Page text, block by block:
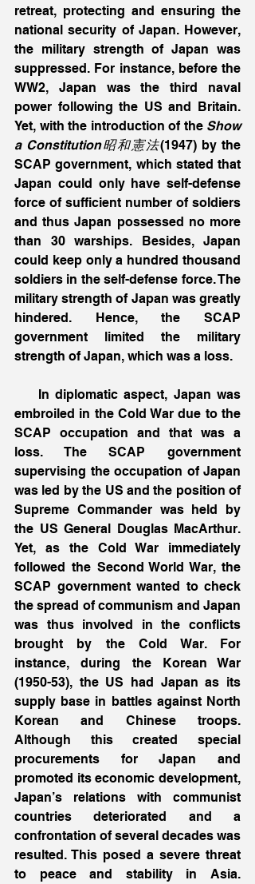
retreat, protecting and ensuring the
national security of Japan. However,
the military strength of Japan was
suppressed. For instance, before the
WW2, Japan was the third naval
power following the US and Britain.
Yet, with the introduction of the Show
a Constitution昭和憲法(1947) by the
SCAP government, which stated that
Japan could only have self-defense
force of sufficient number of soldiers
and thus Japan possessed no more
than 30 warships. Besides, Japan
could keep only a hundred thousand
soldiers in the self-defense force. The
military strength of Japan was greatly
hindered. Hence, the SCAP
government limited the military
strength of Japan, which was a loss.
embroiled in the Cold War due to the
SCAP occupation and that was a
loss. The SCAP government
supervising the occupation of Japan
was led by the US and the position of
Supreme Commander was held by
the US General Douglas MacArthur.
Yet, as the Cold War immediately
followed the Second World War, the
SCAP government wanted to check
the spread of communism and Japan
was thus involved in the conflicts
brought by the Cold War. For
instance, during the Korean War
(1950-53), the US had Japan as its
supply base in battles against North
Korean and Chinese troops.
Although this created special
procurements for Japan and
promoted its economic development,
Japan’s relations with communist
countries deteriorated and a
confrontation of several decades was
resulted. This posed a severe threat
to peace and stability in Asia.